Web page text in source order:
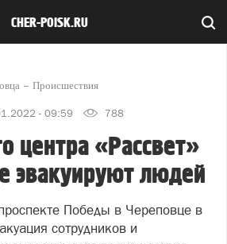
CHER-POISK.RU
Происшествия
- 09:59 788
центра «Рассвет»
эвакуируют людей
Победы в Череповце в
сотрудников и